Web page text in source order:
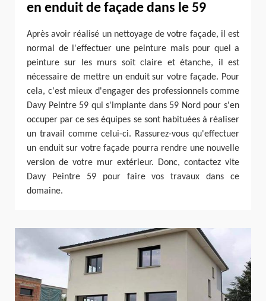
en enduit de façade dans le 59
Après avoir réalisé un nettoyage de votre façade, il est
normal de l'effectuer une peinture mais pour quel a
peinture sur les murs soit claire et étanche, il est
nécessaire de mettre un enduit sur votre façade. Pour
cela, c'est mieux d'engager des professionnels comme
Davy Peintre 59 qui s'implante dans 59 Nord pour s'en
occuper par ce ses équipes se sont habituées à réaliser
un travail comme celui-ci. Rassurez-vous qu'effectuer
un enduit sur votre façade pourra rendre une nouvelle
version de votre mur extérieur. Donc, contactez vite
Davy Peintre 59 pour faire vos travaux dans ce
domaine.